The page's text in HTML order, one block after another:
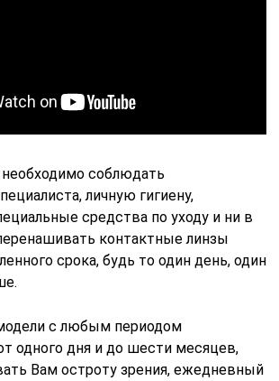
необходимо соблюдать
личную гигиену,
средства по уходу и ни в
контактные линзы
срока, будь то один день, один
с любым периодом
одного дня и до шести месяцев,
Вам остроту зрения, ежедневный